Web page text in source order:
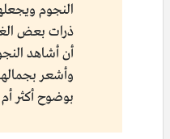
النجوم
ذرات بعض
أن أشاهد
وأشعر
بوضوح أكثر